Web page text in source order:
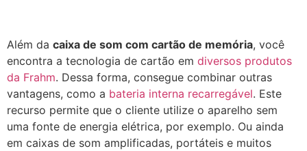
Além da caixa de som com cartão de memória, você
encontra a tecnologia de cartão em diversos produtos
da Frahm. Dessa forma, consegue combinar outras
vantagens, como a bateria interna recarregável. Este
recurso permite que o cliente utilize o aparelho sem
uma fonte de energia elétrica, por exemplo. Ou ainda
em caixas de som amplificadas, portáteis e muitos